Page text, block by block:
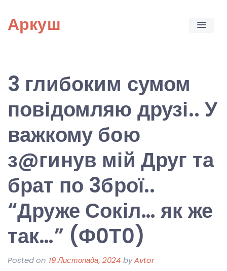
content
Аркуш
3 глибоким сумом
повідомляю друзі.. У
важкому бою
з@гинув мій Друг та
брат по 3брої..
“Друже Сокіл… як же
так…” (Ф0Т0)
Posted on 19 Листопада, 2024 byAvtor